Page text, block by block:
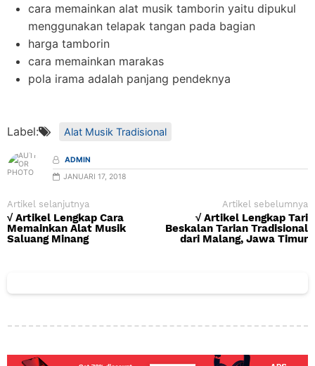
cara memainkan alat musik tamborin yaitu dipukul
menggunakan telapak tangan pada bagian
harga tamborin
cara memainkan marakas
pola irama adalah panjang pendeknya
Label: Alat Musik Tradisional
ADMIN
JANUARI 17, 2018
Artikel selanjutnya
√ Artikel Lengkap Cara
Memainkan Alat Musik
Saluang Minang
Artikel sebelumnya
√ Artikel Lengkap Tari
Beskalan Tarian Tradisional
dari Malang, Jawa Timur